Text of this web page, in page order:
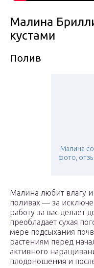
Малина
кустами
Полив
Малина
фото,
Малина любит влагу
поливах — за
работу за вас делает
преобладает сухая
мере подсыхания
растениям перед
активного
плодоношения и